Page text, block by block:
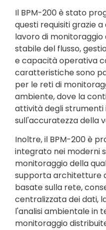
Il BPM-200 è stato
questi requisiti grazie
lavoro di
stabile del flusso,
e capacità operativa
caratteristiche sono
per le reti di
ambiente, dove la
attività degli
sull'accuratezza della
Inoltre, il BPM-200 è
integrato nei moderni
monitoraggio della
supporta architetture
basate sulla rete,
centralizzata dei dati,
l'analisi ambientale in
monitoraggio